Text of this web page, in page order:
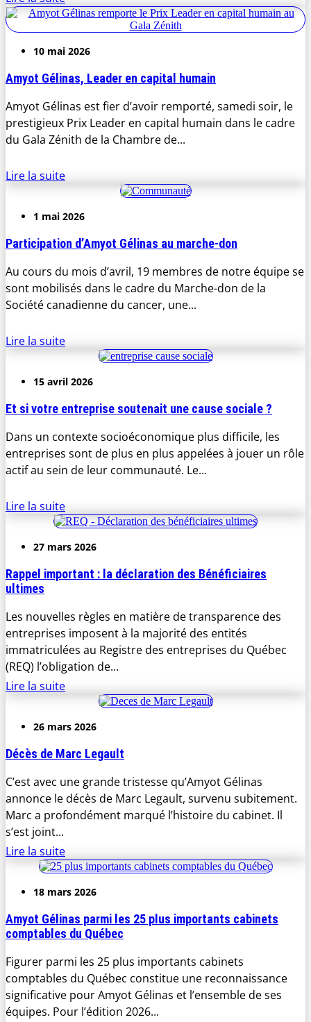
10 mai 2026
Amyot Gélinas, Leader en capital humain
Amyot Gélinas est fier d’avoir remporté, samedi soir, le
prestigieux Prix Leader en capital humain dans le cadre
du Gala Zénith de la Chambre de...
Lire la suite
1 mai 2026
Participation d’Amyot Gélinas au marche-don
Au cours du mois d’avril, 19 membres de notre équipe se
sont mobilisés dans le cadre du Marche-don de la
Société canadienne du cancer, une...
Lire la suite
15 avril 2026
Et si votre entreprise soutenait une cause sociale ?
Dans un contexte socioéconomique plus difficile, les
entreprises sont de plus en plus appelées à jouer un rôle
actif au sein de leur communauté. Le...
Lire la suite
27 mars 2026
Rappel important : la déclaration des Bénéficiaires
ultimes
Les nouvelles règles en matière de transparence des
entreprises imposent à la majorité des entités
immatriculées au Registre des entreprises du Québec
(REQ) l’obligation de...
Lire la suite
26 mars 2026
Décès de Marc Legault
C’est avec une grande tristesse qu’Amyot Gélinas
annonce le décès de Marc Legault, survenu subitement.
Marc a profondément marqué l’histoire du cabinet. Il
s’est joint...
Lire la suite
18 mars 2026
Amyot Gélinas parmi les 25 plus importants cabinets
comptables du Québec
Figurer parmi les 25 plus importants cabinets
comptables du Québec constitue une reconnaissance
significative pour Amyot Gélinas et l’ensemble de ses
équipes. Pour l’édition 2026...